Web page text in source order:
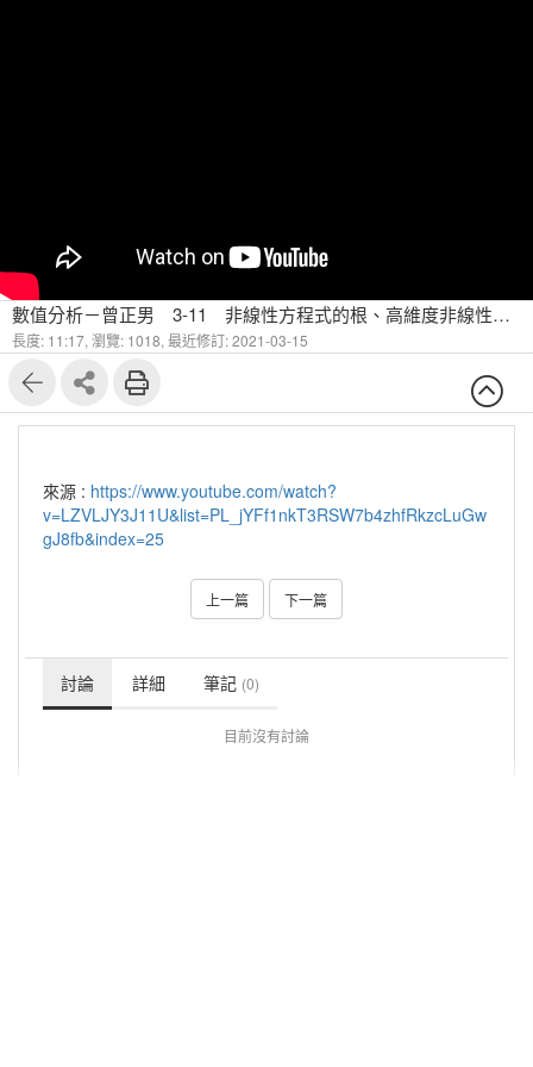
數值分析－曾正男 3-11 非線性方程式的根、高維度非線性方程式的根 Secant Method
長度: 11:17, 瀏覽: 1018, 最近修訂: 2021-03-15
來源 : https://www.youtube.com/watch?
v=LZVLJY3J11U&list=PL_jYFf1nkT3RSW7b4zhfRkzcLuGw
gJ8fb&index=25
上一篇 下一篇
討論 詳細 筆記 (0)
目前沒有討論